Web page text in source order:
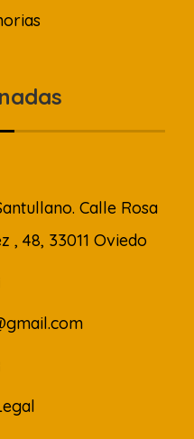
Calle Rosa
, 48, 33011 Oviedo